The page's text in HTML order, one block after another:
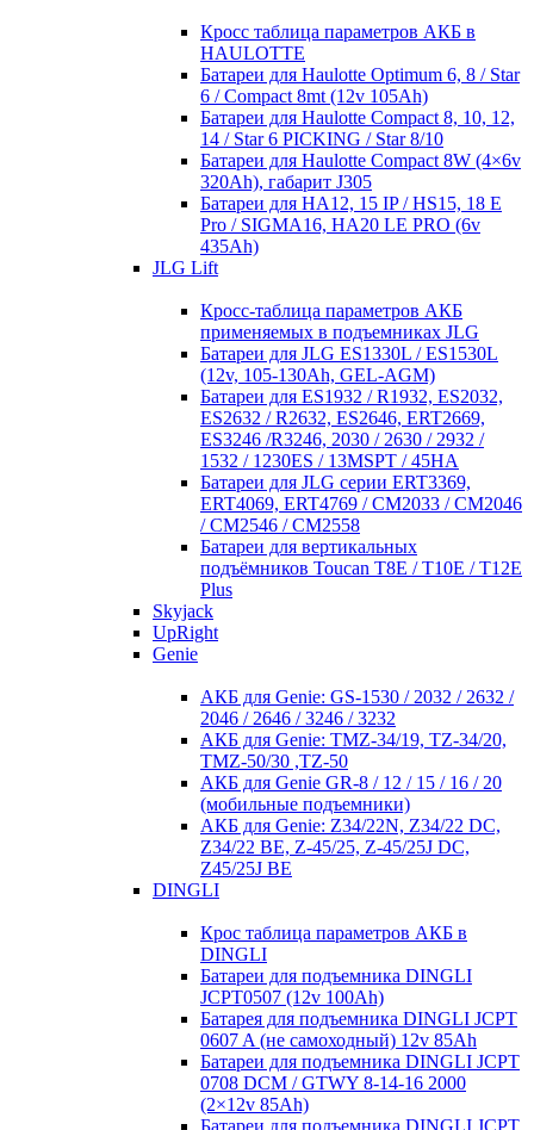
Кросc таблица параметров АКБ в
HAULOTTE
Батареи для Haulotte Optimum 6, 8 / Star
6 / Compact 8mt (12v 105Ah)
Батареи для Haulotte Compact 8, 10, 12,
14 / Star 6 PICKING / Star 8/10
Батареи для Haulotte Compact 8W (4×6v
320Ah), габарит J305
Батареи для HA12, 15 IP / HS15, 18 E
Pro / SIGMA16, HA20 LE PRO (6v
435Ah)
JLG Lift
Кросc-таблица параметров АКБ
применяемых в подъемниках JLG
Батареи для JLG ES1330L / ES1530L
(12v, 105-130Ah, GEL-AGM)
Батареи для ES1932 / R1932, ES2032,
ES2632 / R2632, ES2646, ERT2669,
ES3246 /R3246, 2030 / 2630 / 2932 /
1532 / 1230ES / 13MSPT / 45HA
Батареи для JLG серии ERT3369,
ERT4069, ERT4769 / CM2033 / CM2046
/ CM2546 / CM2558
Батареи для вертикальных
подъёмников Toucan T8E / T10E / T12E
Plus
Skyjack
UpRight
Genie
АКБ для Genie: GS-1530 / 2032 / 2632 /
2046 / 2646 / 3246 / 3232
АКБ для Genie: TMZ-34/19, TZ-34/20,
TMZ-50/30 ,TZ-50
АКБ для Genie GR-8 / 12 / 15 / 16 / 20
(мобильные подъемники)
АКБ для Genie: Z34/22N, Z34/22 DC,
Z34/22 BE, Z-45/25, Z-45/25J DC,
Z45/25J BE
DINGLI
Крос таблица параметров АКБ в
DINGLI
Батареи для подъемника DINGLI
JCPT0507 (12v 100Ah)
Батарея для подъемника DINGLI JCPT
0607 A (не самоходный) 12v 85Ah
Батареи для подъемника DINGLI JCPT
0708 DCM / GTWY 8-14-16 2000
(2×12v 85Ah)
Батареи для подъемника DINGLI JCPT